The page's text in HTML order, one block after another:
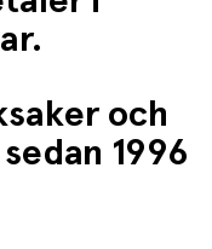
och
1996